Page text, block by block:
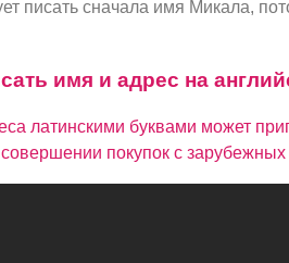
писать сначала имя Микала,
имя и адрес на
латинскими буквами может
покупок с зарубежных